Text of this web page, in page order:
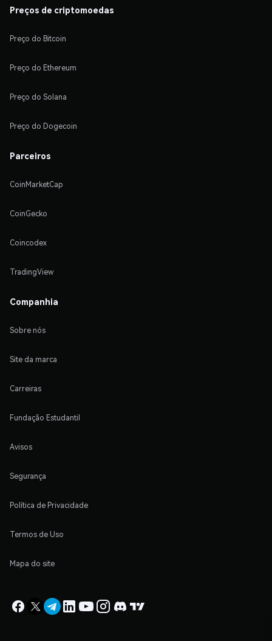
Preços de criptomoedas
Preço do Bitcoin
Preço do Ethereum
Preço do Solana
Preço do Dogecoin
Parceiros
CoinMarketCap
CoinGecko
Coincodex
TradingView
Companhia
Sobre nós
Site da marca
Carreiras
Fundação Estudantil
Avisos
Segurança
Política de Privacidade
Termos de Uso
Mapa do site